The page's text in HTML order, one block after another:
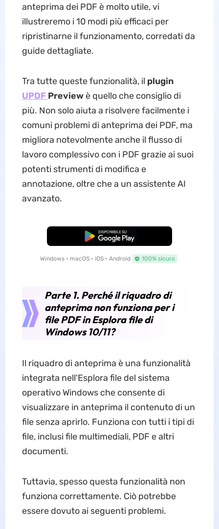
anteprima dei PDF è molto utile, vi
illustreremo i 10 modi più efficaci per
ripristinarne il funzionamento, corredati da
guide dettagliate.
Tra tutte queste funzionalità, il plugin
UPDF Previewè quello che consiglio di
più. Non solo aiuta a risolvere facilmente i
comuni problemi di anteprima dei PDF, ma
migliora notevolmente anche il flusso di
lavoro complessivo con i PDF grazie ai suoi
potenti strumenti di modifica e
annotazione, oltre che a un assistente AI
avanzato.
Download Gratis
Windows • macOS • iOS • Android 100% sicuro
Parte 1. Perché il riquadro di
anteprima non funziona per i
file PDF in Esplora file di
Windows 10/11?
Il riquadro di anteprima è una funzionalità
integrata nell'Esplora file del sistema
operativo Windows che consente di
visualizzare in anteprima il contenuto di un
file senza aprirlo. Funziona con tutti i tipi di
file, inclusi file multimediali, PDF e altri
documenti.
Tuttavia, spesso questa funzionalità non
funziona correttamente. Ciò potrebbe
essere dovuto ai seguenti problemi.